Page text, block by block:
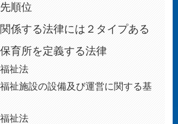
順位
係する法律には２タイプある
育所を定義する法律
祉法
祉施設の設備及び運営に関する基
祉法